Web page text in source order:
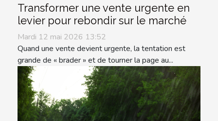
Transformer une vente urgente en
levier pour rebondir sur le marché
Mardi 12 mai 2026 13:52
Quand une vente devient urgente, la tentation est
grande de « brader » et de tourner la page au...